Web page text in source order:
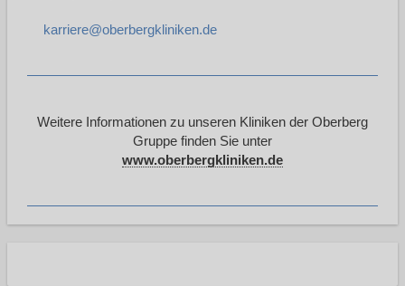
karriere@oberbergkliniken.de
Weitere Informationen zu unseren Kliniken der Oberberg
Gruppe finden Sie unter
www.oberbergkliniken.de